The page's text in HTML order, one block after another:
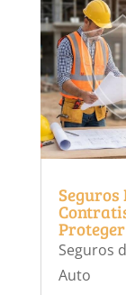
Seguros
Auto